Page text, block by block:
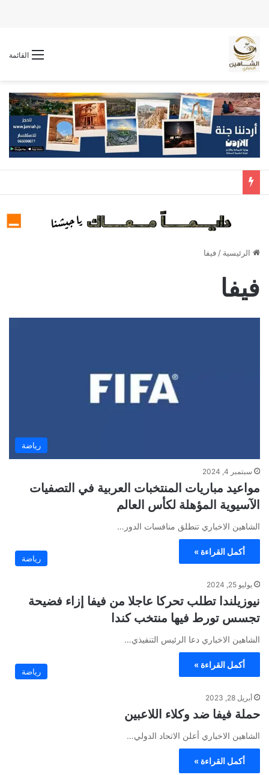
القائمة
الرئيسية / فيفا
فيفا
رياضة
سبتمبر 4, 2024
مواعيد مباريات المنتخبات العربية في التصفيات
الآسيوية المؤهلة لكأس العالم
الشاهين الاخباري تنطلق منافسات الدور…
أكمل القراءة »
رياضة
يوليو 25, 2024
نيوزيلندا تطلب تحركا عاجلا من فيفا إزاء فضيحة
تجسس تورط فيها منتخب كندا
الشاهين الاخباري دعا الرئيس التنفيذي…
أكمل القراءة »
رياضة
أبريل 28, 2023
حملة فيفا ضد وكلاء اللاعبين
الشاهين الاخباري أعلن الاتحاد الدولي…
أكمل القراءة »